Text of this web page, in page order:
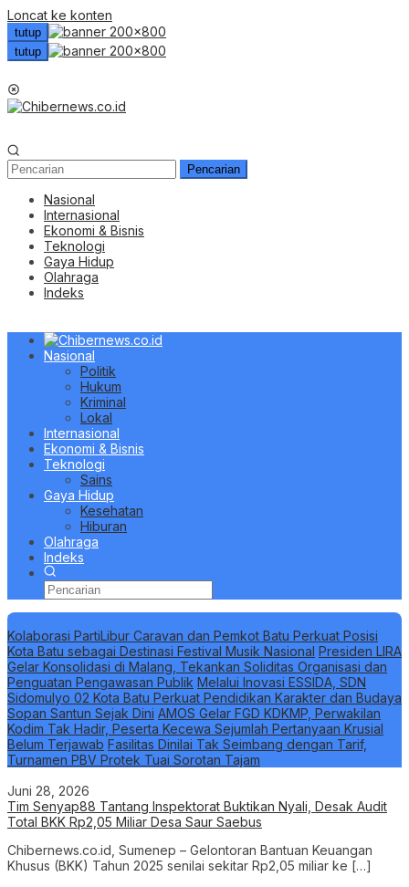
Loncat ke konten
tutup
tutup
Pencarian
Nasional
Internasional
Ekonomi & Bisnis
Teknologi
Gaya Hidup
Olahraga
Indeks
Nasional
Politik
Hukum
Kriminal
Lokal
Internasional
Ekonomi & Bisnis
Teknologi
Sains
Gaya Hidup
Kesehatan
Hiburan
Olahraga
Indeks
Berita Terbaru
Kolaborasi PartiLibur Caravan dan Pemkot Batu Perkuat Posisi
Kota Batu sebagai Destinasi Festival Musik Nasional Presiden LIRA
Gelar Konsolidasi di Malang, Tekankan Soliditas Organisasi dan
Penguatan Pengawasan Publik Melalui Inovasi ESSIDA, SDN
Sidomulyo 02 Kota Batu Perkuat Pendidikan Karakter dan Budaya
Sopan Santun Sejak Dini AMOS Gelar FGD KDKMP, Perwakilan
Kodim Tak Hadir, Peserta Kecewa Sejumlah Pertanyaan Krusial
Belum Terjawab Fasilitas Dinilai Tak Seimbang dengan Tarif,
Turnamen PBV Protek Tuai Sorotan Tajam
Juni 28, 2026
Tim Senyap88 Tantang Inspektorat Buktikan Nyali, Desak Audit
Total BKK Rp2,05 Miliar Desa Saur Saebus
Chibernews.co.id, Sumenep – Gelontoran Bantuan Keuangan
Khusus (BKK) Tahun 2025 senilai sekitar Rp2,05 miliar ke […]